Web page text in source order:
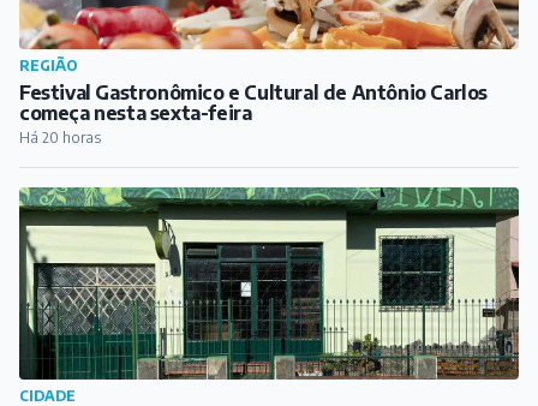
CIDADE
Ivert comemora 25 anos com programação cultural em
Barbacena
Há 21 horas
PUBLICIDADE